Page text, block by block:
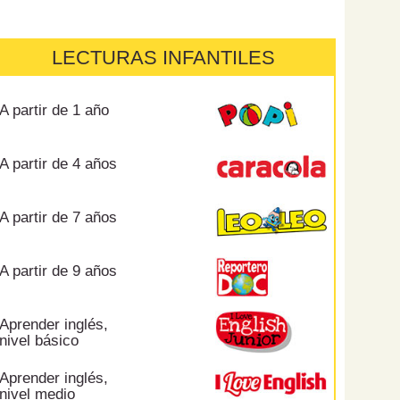
LECTURAS INFANTILES
A partir de 1 año
A partir de 4 años
A partir de 7 años
A partir de 9 años
Aprender inglés,
nivel básico
Aprender inglés,
nivel medio